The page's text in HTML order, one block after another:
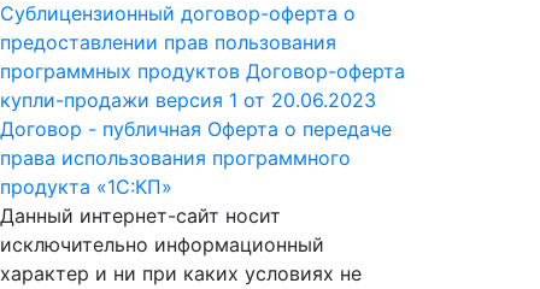
Сублицензионный договор-оферта о
предоставлении прав пользования
программных продуктов Договор-оферта
купли-продажи версия 1 от 20.06.2023
Договор - публичная Оферта о передаче
права использования программного
продукта «1С:КП»
Данный интернет-сайт носит
исключительно информационный
характер и ни при каких условиях не